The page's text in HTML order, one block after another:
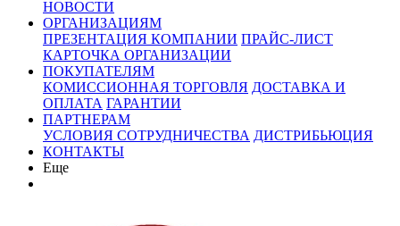
НОВОСТИ
ОРГАНИЗАЦИЯМ
ПРЕЗЕНТАЦИЯ КОМПАНИИ ПРАЙС-ЛИСТ
КАРТОЧКА ОРГАНИЗАЦИИ
ПОКУПАТЕЛЯМ
КОМИССИОННАЯ ТОРГОВЛЯ ДОСТАВКА И
ОПЛАТА ГАРАНТИИ
ПАРТНЕРАМ
УСЛОВИЯ СОТРУДНИЧЕСТВА ДИСТРИБЬЮЦИЯ
КОНТАКТЫ
Еще